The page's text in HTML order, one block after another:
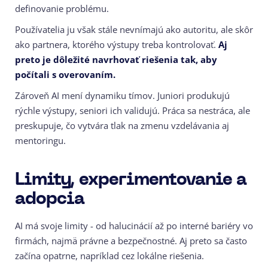
definovanie problému.
Používatelia ju však stále nevnímajú ako autoritu, ale skôr
ako partnera, ktorého výstupy treba kontrolovať. Aj
preto je dôležité navrhovať riešenia tak, aby
počítali s overovaním.
Zároveň AI mení dynamiku tímov. Juniori produkujú
rýchle výstupy, seniori ich validujú. Práca sa nestráca, ale
preskupuje, čo vytvára tlak na zmenu vzdelávania aj
mentoringu.
Limity, experimentovanie a
adopcia
AI má svoje limity - od halucinácií až po interné bariéry vo
firmách, najmä právne a bezpečnostné. Aj preto sa často
začína opatrne, napríklad cez lokálne riešenia.